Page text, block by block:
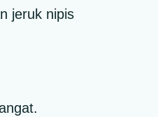
jeruk nipis